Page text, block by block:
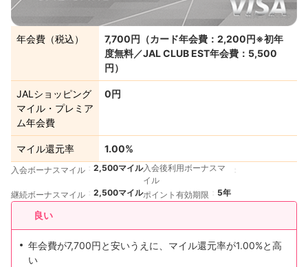
出典：jal.co.jp
年会費（税込）
7,700円（カード年会費：2,200円※初年
度無料／JAL CLUB EST年会費：5,500
円）
JALショッピング
マイル・プレミア
ム年会費
0円
マイル還元率 1.00%
入会ボーナスマイル 2,500マイル入会後利用ボーナスマ
イル
継続ボーナスマイル
2,500マイルポイント有効期限 5年
良い
年会費が7,700円と安いうえに、マイル還元率が1.00%と高
い